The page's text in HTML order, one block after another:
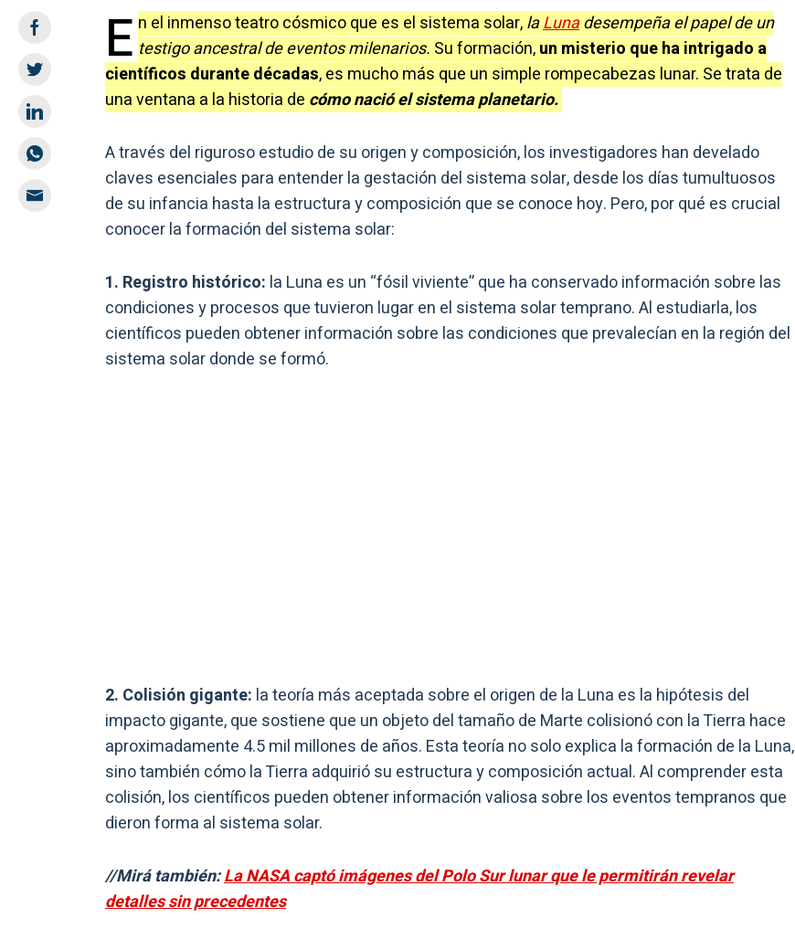
E n el inmenso teatro cósmico que es el sistema solar,laLunadesempeña el papel de un
testigo ancestral de eventos milenarios. Su formación,un misterio que ha intrigado a
científicos durante décadas, es mucho más que un simple rompecabezas lunar. Se trata de
una ventana a la historia de cómo nació el sistema planetario.
A través del riguroso estudio de su origen y composición, los investigadores han develado
claves esenciales para entender la gestación del sistema solar, desde los días tumultuosos
de su infancia hasta la estructura y composición que se conoce hoy. Pero, por qué es crucial
conocer la formación del sistema solar:
1. Registro histórico: la Luna es un “fósil viviente” que ha conservado información sobre las
condiciones y procesos que tuvieron lugar en el sistema solar temprano. Al estudiarla, los
científicos pueden obtener información sobre las condiciones que prevalecían en la región del
sistema solar donde se formó.
2. Colisión gigante: la teoría más aceptada sobre el origen de la Luna es la hipótesis del
impacto gigante, que sostiene que un objeto del tamaño de Marte colisionó con la Tierra hace
aproximadamente 4.5 mil millones de años. Esta teoría no solo explica la formación de la Luna,
sino también cómo la Tierra adquirió su estructura y composición actual. Al comprender esta
colisión, los científicos pueden obtener información valiosa sobre los eventos tempranos que
dieron forma al sistema solar.
//Mirá también:La NASA captó imágenes del Polo Sur lunar que le permitirán revelar
detalles sin precedentes